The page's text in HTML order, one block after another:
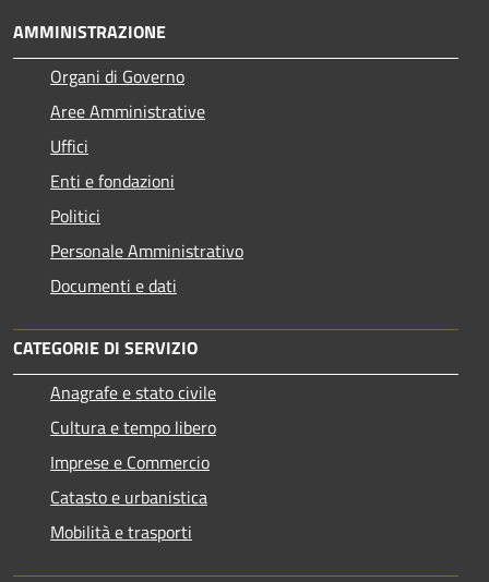
AMMINISTRAZIONE
Organi di Governo
Aree Amministrative
Uffici
Enti e fondazioni
Politici
Personale Amministrativo
Documenti e dati
CATEGORIE DI SERVIZIO
Anagrafe e stato civile
Cultura e tempo libero
Imprese e Commercio
Catasto e urbanistica
Mobilità e trasporti